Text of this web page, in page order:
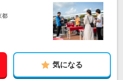
都
気になる